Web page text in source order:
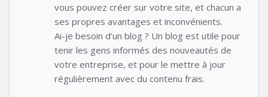
vous pouvez créer sur votre site, et chacun a
ses propres avantages et inconvénients.
Ai-je besoin d’un blog ? Un blog est utile pour
tenir les gens informés des nouveautés de
votre entreprise, et pour le mettre à jour
régulièrement avec du contenu frais.